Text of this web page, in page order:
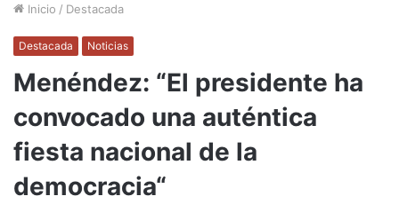
Inicio / Destacada
Destacada Noticias
Menéndez: “El presidente ha
convocado una auténtica
fiesta nacional de la
democracia“